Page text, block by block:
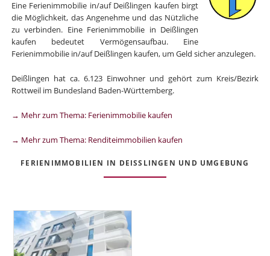
Eine Ferienimmobilie in/auf Deißlingen kaufen birgt
die Möglichkeit, das Angenehme und das Nützliche
zu verbinden. Eine Ferienimmobilie in Deißlingen
kaufen bedeutet Vermögensaufbau. Eine
Ferienimmobilie in/auf Deißlingen kaufen, um Geld sicher anzulegen.
Deißlingen hat ca. 6.123 Einwohner und gehört zum Kreis/Bezirk
Rottweil im Bundesland Baden-Württemberg.
→ Mehr zum Thema: Ferienimmobilie kaufen
→ Mehr zum Thema: Renditeimmobilien kaufen
FERIENIMMOBILIEN IN DEISSLINGEN UND UMGEBUNG